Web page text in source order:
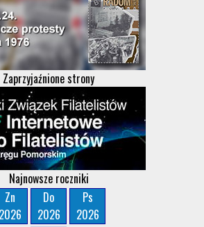
Zaprzyjaźnione strony
Najnowsze roczniki
Zn
2026
Do
2026
Ps
2026